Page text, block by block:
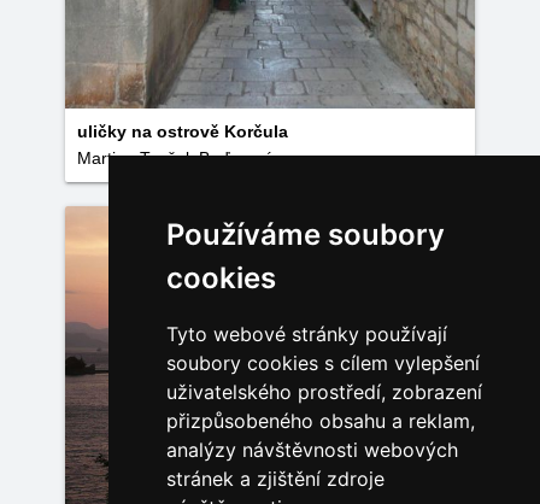
Používáme soubory
cookies
Tyto webové stránky používají
soubory cookies s cílem vylepšení
uživatelského prostředí, zobrazení
přizpůsobeného obsahu a reklam,
analýzy návštěvnosti webových
stránek a zjištění zdroje
uličky na ostrově Korčula
Martina Toušek Baďurová